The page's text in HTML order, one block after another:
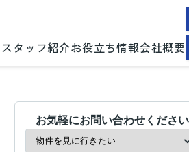
スタッフ紹介お役立ち情報会社概要
お気軽にお問い合わせください